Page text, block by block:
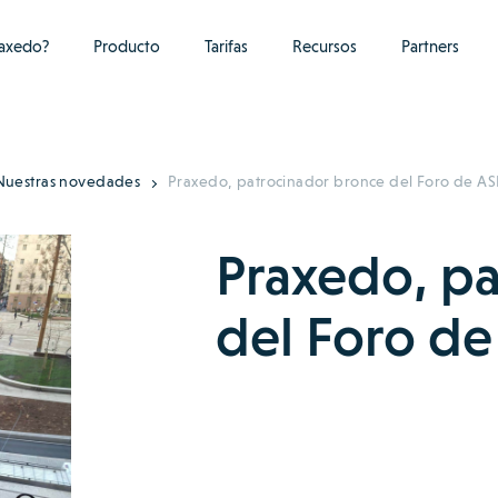
Producto Tarifas Recursos Partners
novedades Praxedo, patrocinador bronce del Foro de
Praxedo,
del Foro de